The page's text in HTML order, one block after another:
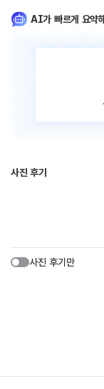
AI가 빠르게 요약
사진 후기
사진 후기만